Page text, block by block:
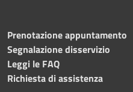
Prenotazione appuntamento
Segnalazione disservizio
Leggi le FAQ
Richiesta di assistenza